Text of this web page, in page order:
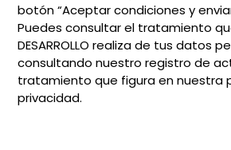
botón “Aceptar condiciones y
Puedes consultar el tratamiento que
DESARROLLO realiza de tus datos
consultando nuestro registro de
tratamiento que figura en nuestra
privacidad.